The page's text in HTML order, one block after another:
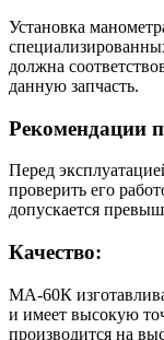
Установка
должна
данную запчасть.
Рекомендации
Перед
проверить его
допускается
Качество:
МА-60К
и имеет высокую
производится на